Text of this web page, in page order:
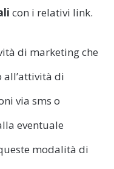
con i relativi link.
di marketing che
all’attività di
via sms o
eventuale
modalità di